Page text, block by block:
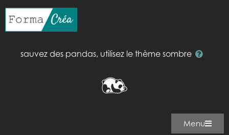
sauvez des pandas, utilisez le thème sombre
Menu